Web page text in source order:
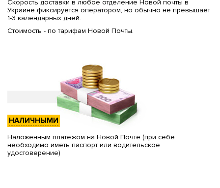
Скорость доставки в любое отделение Новой почты в
Украине фиксируется оператором, но обычно не превышает
1-3 календарных дней.
Стоимость - по тарифам Новой Почты.
НАЛИЧНЫМИ
Наложенным платежом на Новой Почте (при себе
необходимо иметь паспорт или водительское
удостоверение)